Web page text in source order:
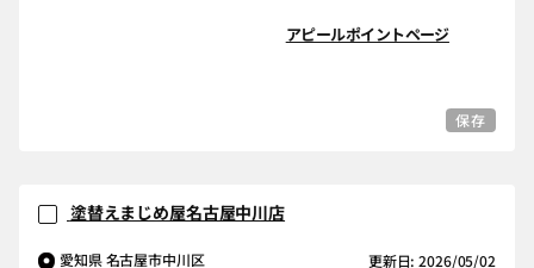
アピールポイントページ
保存
塗替えまじめ屋名古屋中川店
愛知県 名古屋市中川区 更新日: 2026/05/02